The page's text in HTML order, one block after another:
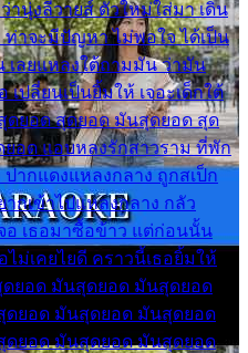
านุ่งลีวายส์ ตัวใหม่ใส่มา เดิน
าจะมีปัญหา ไม่พอใจ ได้เป็น
เลยแหลงใต้ถามมัน ว่ามัน
ปลี่ยนเป็นยิ้มให้ เจอะเด็กใต้
ดยอด สุดยอด มันสุดยอด สุด
อด แอบหลงรักสาวราม ที่พัก
ปากแดงแหลงกลาง ถูกสเป็ก
ากเข้าไปแหลงกลาง กลัว
อ เธอมาซื้อข้าว แต่ก่อนนั้น
ไม่เคยไยดี คราวนี้เธอยิ้มให้
ดยอด มันสุดยอด มันสุดยอด
ยอด มันสุดยอด มันสุดยอด
ยอด มันสุดยอด มันสุดยอด